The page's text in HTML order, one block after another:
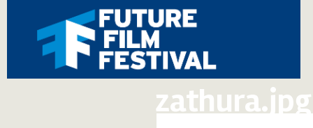
zathura.jpg